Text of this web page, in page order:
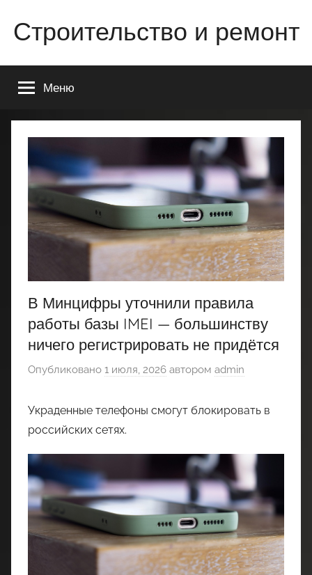
содержимому
Строительство и ремонт
строительстве
ремонте
Вашего
квартиры
Меню
В Минцифры уточнили правила
работы базы IMEI — большинству
ничего регистрировать не придётся
Опубликовано 1 июля, 2026 автором admin
Украденные телефоны смогут блокировать в
российских сетях.